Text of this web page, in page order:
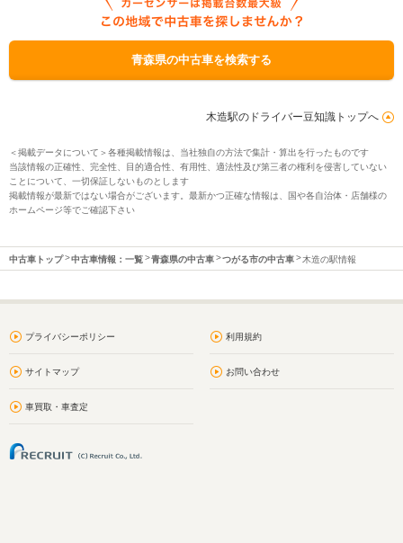
青森県の中古車を検索する
木造駅のドライバー豆知識トップへ
＜掲載データについて＞各種掲載情報は、当社独自の方法で集計・算出を行ったものです
当該情報の正確性、完全性、目的適合性、有用性、適法性及び第三者の権利を侵害していない
ことについて、一切保証しないものとします
掲載情報が最新ではない場合がございます。最新かつ正確な情報は、国や各自治体・店舗様の
ホームページ等でご確認下さい
中古車トップ 中古車情報：一覧 青森県の中古車 つがる市の中古車 木造の駅情報
プライバシーポリシー 利用規約
サイトマップ お問い合わせ
車買取・車査定